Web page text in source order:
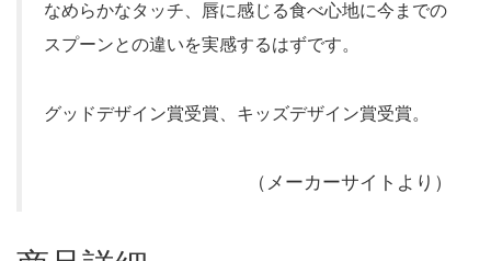
なめらかなタッチ、唇に感じる食べ心地に今までの
スプーンとの違いを実感するはずです。
グッドデザイン賞受賞、キッズデザイン賞受賞。
（メーカーサイトより）